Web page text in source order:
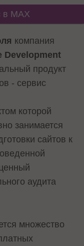
в MAX
компания
Development
продукт
- сервис
которой
занимается
сайтов к
аудита
множество